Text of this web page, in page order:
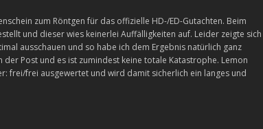
zum Röntgen für das offizielle HD-/ED-Gutachten. Beim
und dieser wies keinerlei Auffälligkeiten auf. Leider zeigte sich
ausschauen und so habe ich dem Ergebnis natürlich ganz
Post und es ist zumindest keine totale Katastrophe. Lemon
frei/frei ausgewertet und wird damit sicherlich ein langes und